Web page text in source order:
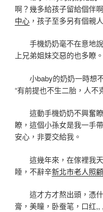
啊？幾多給孩子留給個伴
中心 ，孩子至多另有個親
手機奶奶毫不在意地說
上兄弟姐妹交惡的也多瞭
小baby的奶奶一時想不
“有前提也不生二胎，人不
這動手機奶奶不興奮瞭
瞭，這個小孫女是我一手
安心，非要交給我。
這幾年來，在傢裡我天
睡，不辭辛新北市老人照顧
這才方才熬出頭，憑什
膏，美瞳，卧蚕笔，口红